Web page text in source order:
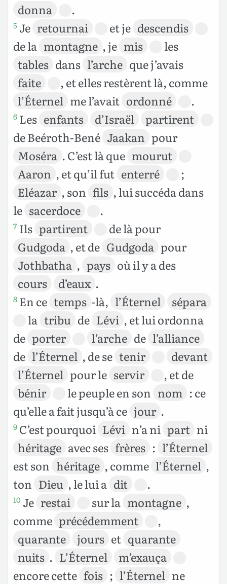
donna
.
5 Je retournai et je descendis
de la montagne , je mis
les
tables dans l’arche que j’avais
faite
, et elles restèrent là, comme
l’Éternel me l’avait ordonné .
6 Les enfants d’Israël
partirent
de Beéroth-Bené Jaakan pour
Moséra . C’est là que mourut
Aaron , et qu’il fut enterré
;
Eléazar , son fils , lui succéda dans
le sacerdoce .
7 Ils partirent
de là pour
Gudgoda , et de Gudgoda pour
Jothbatha , pays où il y a des
cours
d’eaux .
8 En ce temps -là, l’Éternel
sépara
la tribu de Lévi , et lui ordonna
de porter l’arche de l’alliance
de l’Éternel , de se tenir
devant
l’Éternel pour le servir
, et de
bénir
le peuple en son nom : ce
qu’elle a fait jusqu’à ce jour .
9 C’est pourquoi Lévi n’a ni part ni
héritage avec ses frères : l’Éternel
est son héritage , comme l’Éternel ,
ton Dieu , le lui a dit .
10 Je restai sur la montagne ,
comme précédemment
,
quarante
jours et quarante
nuits . L’Éternel
m’exauça
encore cette fois ; l’Éternel ne